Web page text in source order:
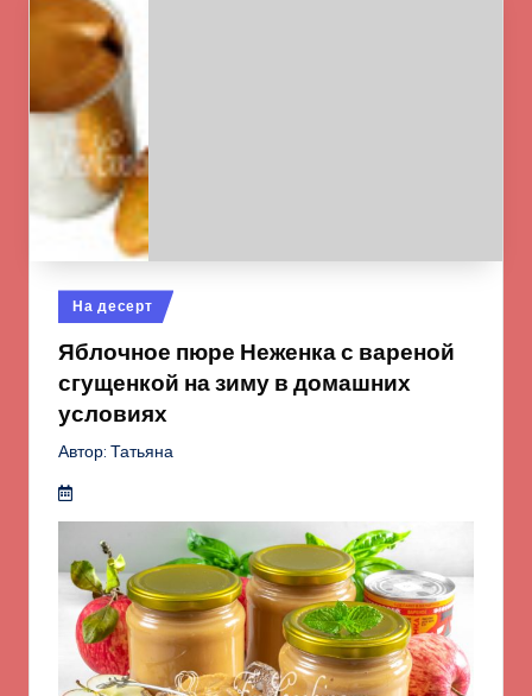
Опубликовано
в
На десерт
Яблочное пюре Неженка с вареной
сгущенкой на зиму в домашних
условиях
Автор: Татьяна